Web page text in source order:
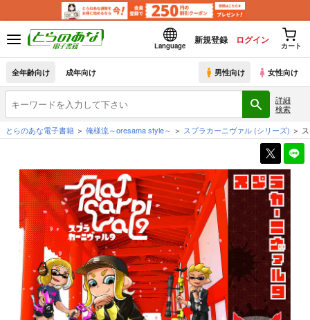
Language
新規登録 ログイン
カート
全年齢向け 成年向け 男性向け 女性向け
詳細
検索
とらのあな電子書籍
俺様流～oresama style～ スプラカーニヴァル (シリーズ)